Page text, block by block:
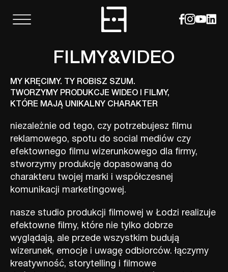
FILMY&VIDEO
MY KRĘCIMY. TY ROBISZ SZUM.
TWORZYMY PRODUKCJE WIDEO I FILMY,
KTÓRE MAJĄ UNIKALNY CHARAKTER
niezależnie od tego, czy potrzebujesz filmu
reklamowego, spotu do social mediów czy
efektownego filmu wizerunkowego dla firmy,
stworzymy produkcję dopasowaną do
charakteru twojej marki i współczesnej
komunikacji marketingowej.
nasze studio produkcji filmowej w Łodzi realizuje
efektowne filmy, które nie tylko dobrze
wyglądają, ale przede wszystkim budują
wizerunek, emocje i uwagę odbiorców. łączymy
kreatywność, storytelling i filmowe